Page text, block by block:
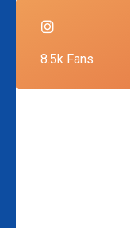
8.5k Fans